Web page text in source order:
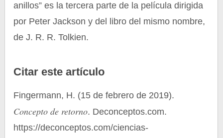
anillos” es la tercera parte de la película dirigida
por Peter Jackson y del libro del mismo nombre,
de J. R. R. Tolkien.
Citar este artículo
Fingermann, H. (15 de febrero de 2019).
Concepto de retorno. Deconceptos.com.
https://deconceptos.com/ciencias-